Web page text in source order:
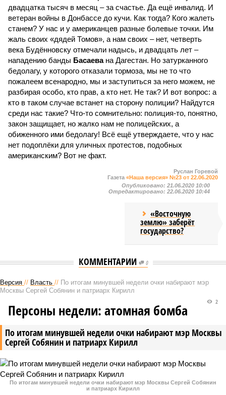
двадцатка тысяч в месяц – за счастье. Да ещё инвалид. И
ветеран войны в Донбассе до кучи. Как тогда? Кого жалеть
станем? У нас и у американцев разные болевые точки. Им
жаль своих «дядей Томов», а нам своих – нет, четверть
века Будённовску отмечали надысь, и двадцать лет –
нападению банды Басаевана Дагестан. Но затурканного
бедолагу, у которого отказали тормоза, мы не то что
пожалеем всенародно, мы и заступиться за него можем, не
разбирая особо, кто прав, а кто нет. Не так? И вот вопрос: а
кто в таком случае встанет на сторону полиции? Найдутся
среди нас такие? Что-то сомнительно: полиция-то, понятно,
закон защищает, но жалко нам не полицейских, а
обиженного ими бедолагу! Всё ещё утверждаете, что у нас
нет подоплёки для уличных протестов, подобных
американским? Вот не факт.
Руслан Горевой
Газета «Наша версия» №23 от 22.06.2020
Опубликовано: 21.06.2020 10:00
Отредактировано: 22.06.2020 10:44
«Восточную
землю» заберёт
государство?
КОММЕНТАРИИ 0
Версия // Власть // По итогам минувшей недели очки набирают мэр
Москвы Сергей Собянин и патриарх Кирилл
По итогам минувшей недели очки набирают мэр Москвы
Сергей Собянин и патриарх Кирилл
2
Персоны недели: атомная бомба
По итогам минувшей недели очки набирают мэр Москвы Сергей Собянин
и патриарх Кирилл